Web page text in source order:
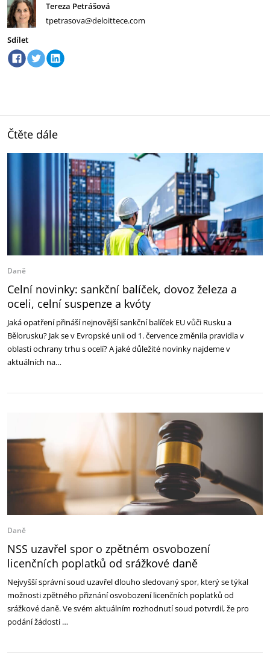
Tereza Petrášová
tpetrasova@deloittece.com
Sdílet
Čtěte dále
Daně
Celní novinky: sankční balíček, dovoz železa a
oceli, celní suspenze a kvóty
Jaká opatření přináší nejnovější sankční balíček EU vůči Rusku a
Bělorusku? Jak se v Evropské unii od 1. července změnila pravidla v
oblasti ochrany trhu s ocelí? A jaké důležité novinky najdeme v
aktuálních na…
Daně
NSS uzavřel spor o zpětném osvobození
licenčních poplatků od srážkové daně
Nejvyšší správní soud uzavřel dlouho sledovaný spor, který se týkal
možnosti zpětného přiznání osvobození licenčních poplatků od
srážkové daně. Ve svém aktuálním rozhodnutí soud potvrdil, že pro
podání žádosti …